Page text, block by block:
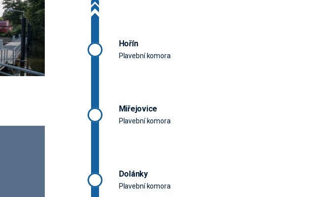
Hořín
Plavební komora
Miřejovice
Plavební komora
Dolánky
Plavební komora